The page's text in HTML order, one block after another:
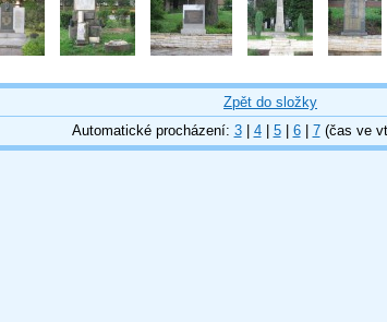
Zpět do složky
Automatické procházení: 3| 4| 5| 6| 7(čas ve